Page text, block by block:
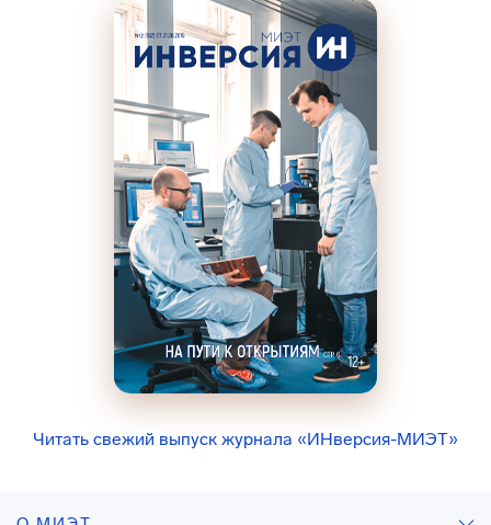
Читать свежий выпуск журнала «ИНверсия-МИЭТ»